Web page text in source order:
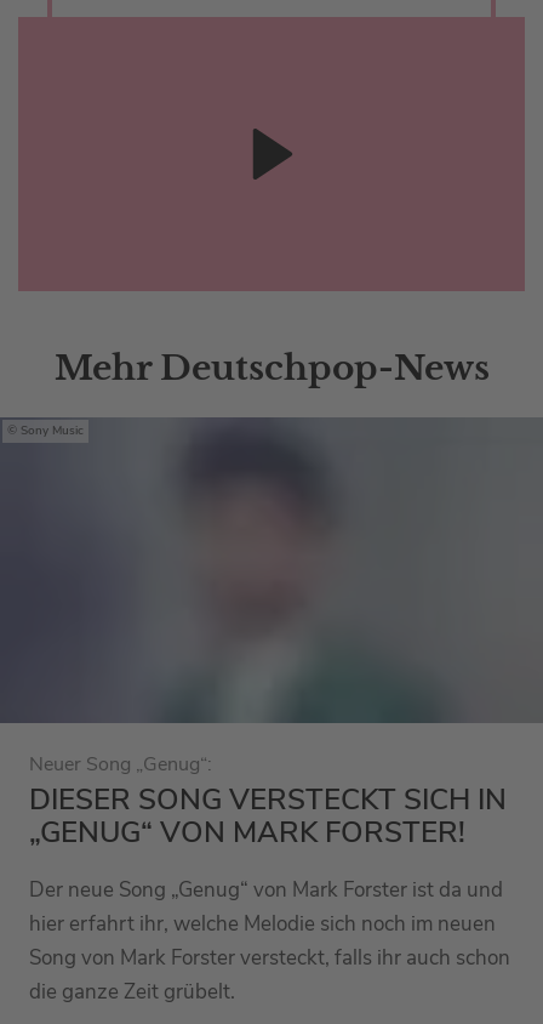
Mehr Deutschpop-News
Sony Music
Neuer Song „Genug“:
DIESER SONG VERSTECKT SICH IN
„GENUG“ VON MARK FORSTER!
Der neue Song „Genug“ von Mark Forster ist da und
hier erfahrt ihr, welche Melodie sich noch im neuen
Song von Mark Forster versteckt, falls ihr auch schon
die ganze Zeit grübelt.